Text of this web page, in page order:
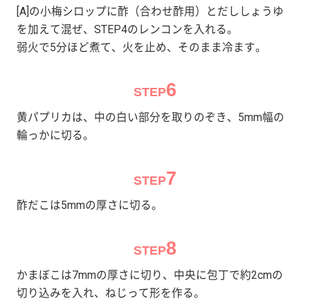
[A]の小梅シロップに酢（合わせ酢用）とだししょうゆ
を加えて混ぜ、STEP4のレンコンを入れる。
弱火で5分ほど煮て、火を止め、そのまま冷ます。
STEP6
黄パプリカは、中の白い部分を取りのぞき、5mm幅の
輪っかに切る。
STEP7
酢だこは5mmの厚さに切る。
STEP8
かまぼこは7mmの厚さに切り、中央に包丁で約2cmの
切り込みを入れ、ねじって形を作る。